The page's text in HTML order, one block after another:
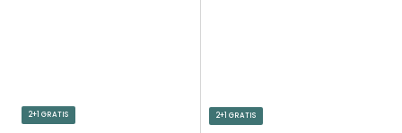
2+1 GRATIS 2+1 GRATIS